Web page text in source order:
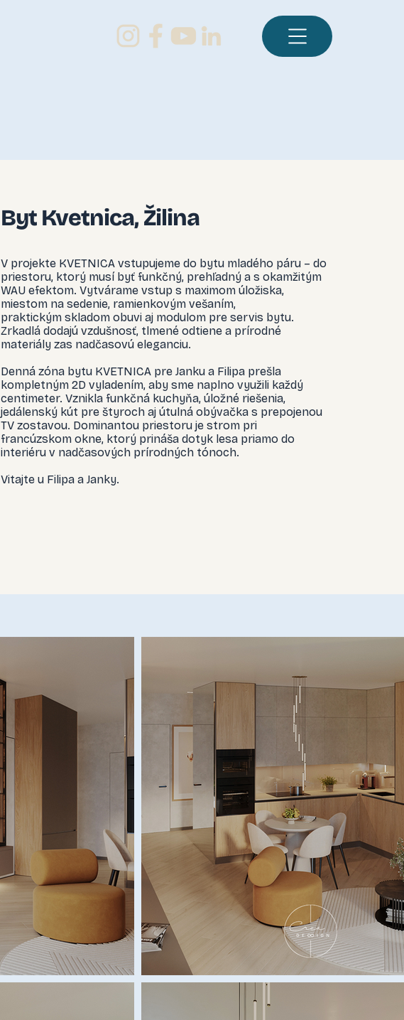
Byt Kvetnica, Žilina
V projekte KVETNICA vstupujeme do bytu mladého páru – do
priestoru, ktorý musí byť funkčný, prehľadný a s okamžitým
WAU efektom. Vytvárame vstup s maximom úložiska,
miestom na sedenie, ramienkovým vešaním,
praktickým skladom obuvi aj modulom pre servis bytu.
Zrkadlá dodajú vzdušnosť, tlmené odtiene a prírodné
materiály zas nadčasovú eleganciu.
Denná zóna bytu KVETNICA pre Janku a Filipa prešla
kompletným 2D vyladením, aby sme naplno využili každý
centimeter. Vznikla funkčná kuchyňa, úložné riešenia,
jedálenský kút pre štyroch aj útulná obývačka s prepojenou
TV zostavou. Dominantou priestoru je strom pri
francúzskom okne, ktorý prináša dotyk lesa priamo do
interiéru v nadčasových prírodných tónoch.
Vitajte u Filipa a Janky.